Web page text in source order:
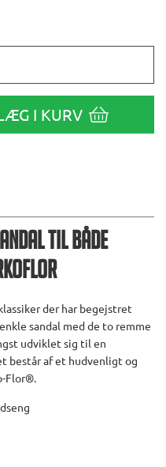
I KURV
til både
der har begejstret
sandal med de to remme
udviklet sig til en
består af et hudvenligt og
Flor®.